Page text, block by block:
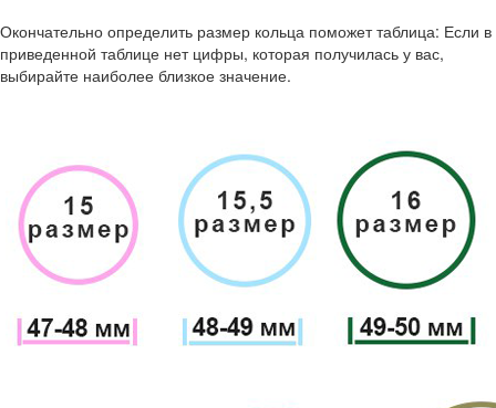
Окончательно определить размер кольца поможет таблица: Если в
приведенной таблице нет цифры, которая получилась у вас,
выбирайте наиболее близкое значение.